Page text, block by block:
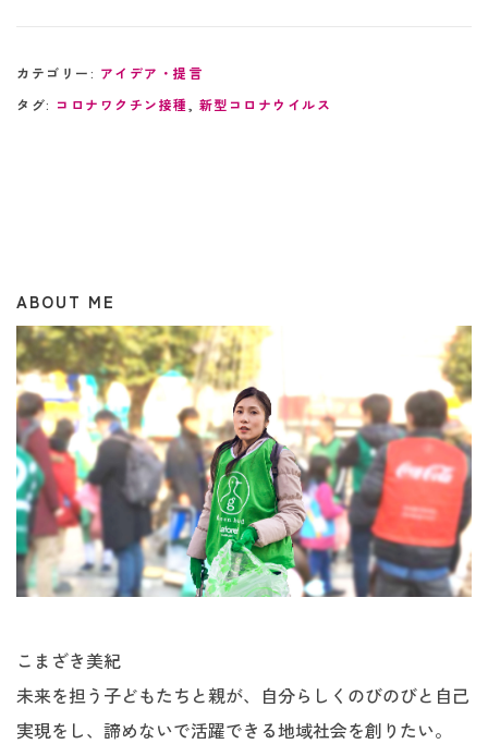
カテゴリー: アイデア・提言
タグ: コロナワクチン接種, 新型コロナウイルス
ABOUT ME
こまざき美紀
未来を担う子どもたちと親が、自分らしくのびのびと自己
実現をし、諦めないで活躍できる地域社会を創りたい。